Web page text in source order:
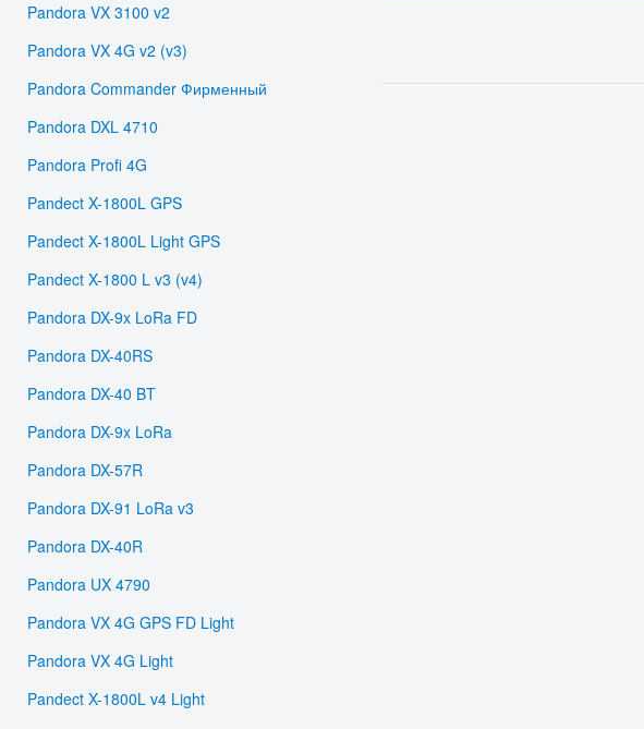
Pandora VX 3100 v2
Pandora VX 4G v2 (v3)
Pandora Commander Фирменный
Pandora DXL 4710
Pandora Profi 4G
Pandect X-1800L GPS
Pandect X-1800L Light GPS
Pandect X-1800 L v3 (v4)
Pandora DX-9x LoRa FD
Pandora DX-40RS
Pandora DX-40 BT
Pandora DX-9x LoRa
Pandora DX-57R
Pandora DX-91 LoRa v3
Pandora DX-40R
Pandora UX 4790
Pandora VX 4G GPS FD Light
Pandora VX 4G Light
Pandect X-1800L v4 Light